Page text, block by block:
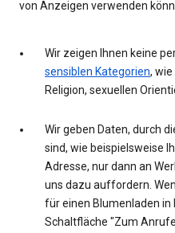
von Anzeigen verwenden
Wir zeigen Ihnen keine
sensiblen Kategorien,
Religion, sexuellen
Wir geben Daten, durch
sind, wie beispielsweise
Adresse, nur dann an
uns dazu auffordern.
für einen Blumenladen in
Schaltfläche "Zum